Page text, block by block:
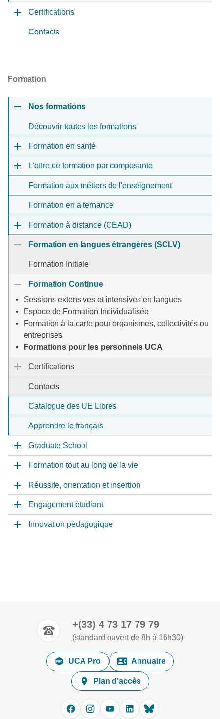
Certifications
Contacts
Formation
Nos formations
Découvrir toutes les formations
Formation en santé
L'offre de formation par composante
Formation aux métiers de l'enseignement
Formation en alternance
Formation à distance (CEAD)
Formation en langues étrangères (SCLV)
Formation Initiale
Formation Continue
Sessions extensives et intensives en langues
Espace de Formation Individualisée
Formation à la carte pour organismes, collectivités ou
entreprises
Formations pour les personnels UCA
Certifications
Contacts
Catalogue des UE Libres
Apprendre le français
Graduate School
Formation tout au long de la vie
Réussite, orientation et insertion
Engagement étudiant
Innovation pédagogique
+(33) 4 73 17 79 79
(standard ouvert de 8h à 16h30)
UCA Pro Annuaire
Plan d'accès